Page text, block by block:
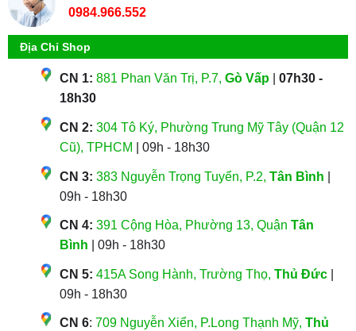
0984.966.552
Địa Chỉ Shop
CN 1: 881 Phan Văn Trị, P.7, Gò Vấp| 07h30 -
18h30
CN 2: 304 Tô Ký, Phường Trung Mỹ Tây (Quận 12
Cũ), TPHCM
| 09h - 18h30
CN 3: 383 Nguyễn Trọng Tuyển, P.2, Tân Bình
09h - 18h30
CN 4: 391 Cộng Hòa, Phường 13, Quận Tân
Bình | 09h - 18h30
CN 5: 415A Song Hành, Trường Thọ, Thủ Đức|
09h - 18h30
CN 6: 709 Nguyễn Xiển, P.Long Thạnh Mỹ, Thủ